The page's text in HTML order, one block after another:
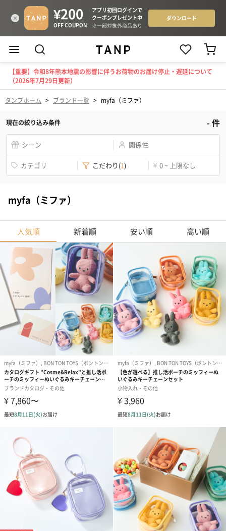
【重要】令和8年熊本地震の影響に伴うお荷物のお届け停止・遅延について
（2026年7月29日更新）
タンプホーム > ブランド一覧 > myfa（ミファ）
現在の絞り込み条件 -件
シーン 関係性
カテゴリ こだわり(1) ¥ 0 ~ 上限なし
myfa（ミファ）
人気順 新着順 安い順 高い順